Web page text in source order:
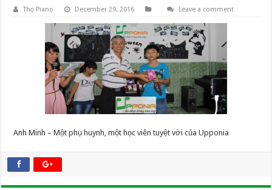
Thọ Piano December 29, 2016 Leave a comment
Anh Minh – Một phụ huynh, một học viên tuyệt vời của Upponia